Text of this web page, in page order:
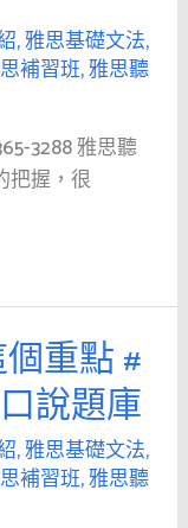
,雅思基礎文法,
補習班,雅思聽
3288 雅思聽
把握，很
重點 #
說題庫
,雅思基礎文法,
補習班,雅思聽